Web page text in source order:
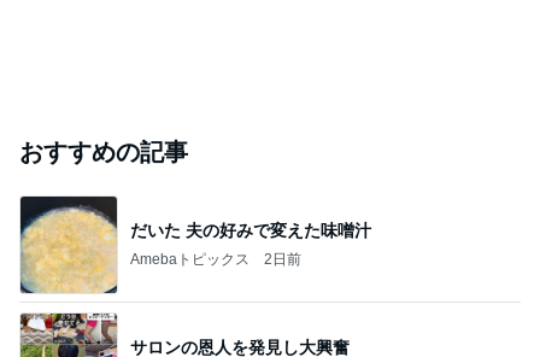
おすすめの記事
だいた 夫の好みで変えた味噌汁
Amebaトピックス 2日前
サロンの恩人を発見し大興奮